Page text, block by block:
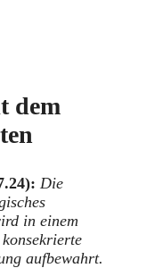
dem
Die
in einem
aufbewahrt.